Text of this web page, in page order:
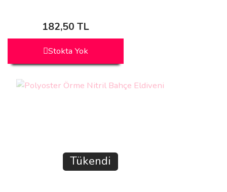
182,50 TL
Stokta Yok
Tükendi